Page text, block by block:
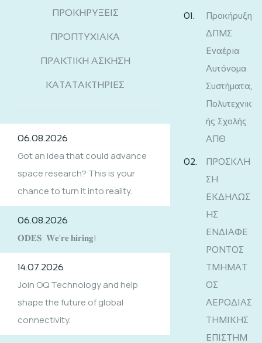
ΠΡΟΚΗΡΥΞΕΙΣ
ΠΡΟΠΤΥΧΙΑΚΑ
ΠΡΑΚΤΙΚΗ ΑΣΚΗΣΗ
ΚΑΤΑΤΑΚΤΗΡΙΕΣ
06.08.2026
Got an idea that could advance
space research? This is your
chance to turn it into reality.
06.08.2026
𝐎𝐃𝐄𝐒: 𝐖𝐞'𝐫𝐞 𝐡𝐢𝐫𝐢𝐧𝐠!
14.07.2026
Join OQ Technology and help
shape the future of global
connectivity.
Προκήρυξη
ΔΠΜΣ
Εναέρια
Αυτόνομα
Συστήματα,
Πολυτεχνικ
ής Σχολής
ΑΠΘ
ΠΡΟΣΚΛΗ
ΣΗ
ΕΚΔΗΛΩΣ
ΗΣ
ΕΝΔΙΑΦΕ
ΡΟΝΤΟΣ
ΤΜΗΜΑΤ
ΟΣ
ΑΕΡΟΔΙΑΣ
ΤΗΜΙΚΗΣ
ΕΠΙΣΤΗΜ